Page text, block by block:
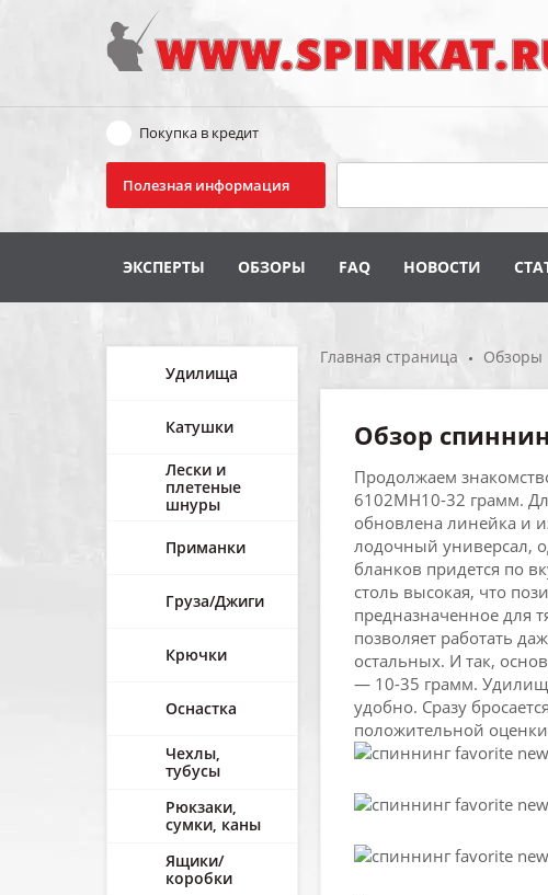
Покупка в кредит
Полезная информация
ЭКСПЕРТЫ ОБЗОРЫ FAQ НОВОСТИ
Главная страница Обзоры
Обзор
Продолжаем
6102MH10-32 грамм.
обновлена линейка и
лодочный универсал,
бланков придется по
столь высокая, что
предназначенное для
позволяет работать
остальных. И так,
— 10-35 грамм.
удобно. Сразу
положительной
Удилища
Катушки
Лески и
плетеные
шнуры
Приманки
Груза/Джиги
Крючки
Оснастка
Чехлы,
тубусы
Рюкзаки,
сумки, каны
Ящики/
коробки